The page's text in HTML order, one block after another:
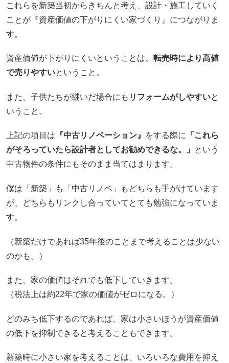
これらを新築当初からきちんと考え、設計・施工していく
ことが『資産価値の下がりにくい家づくり』につながりま
す。
資産価値が下がりにくいということは、 転売時により高値
で売りやすいということ。
また、子供たちが継いだ場合にも リフォームがしやすいと
いうこと。
上記の項目は 『中古リノベーション』 をする際に
「これら
がそろっていたら設計者としてお勧めできるな。」
という
中古物件の条件にもそのまま当てはまります。
僕は「新築」も「中古リノベ」もどちらも手がけています
が、どちらもリンクし合っていてとても勉強になっていま
す。
（新築だけであれば35年後のことまで考えることは少ない
のかも。）
また、家の価値はそれでも低下していきます。
（税法上は約22年で家の価値がゼロになる。）
どのみち低下するのであれば、家は小さいほうが資産価値
の低下を抑制できると考えることもできます。
新築時に小さい家を考えることは、いろいろな費用を抑え